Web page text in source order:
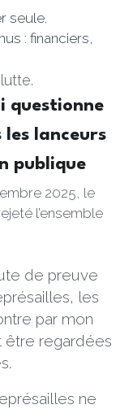
seule.
: financiers,
questionne
lanceurs
publique
2025, le
l’ensemble
de preuve
les
par mon
être regardées
ne